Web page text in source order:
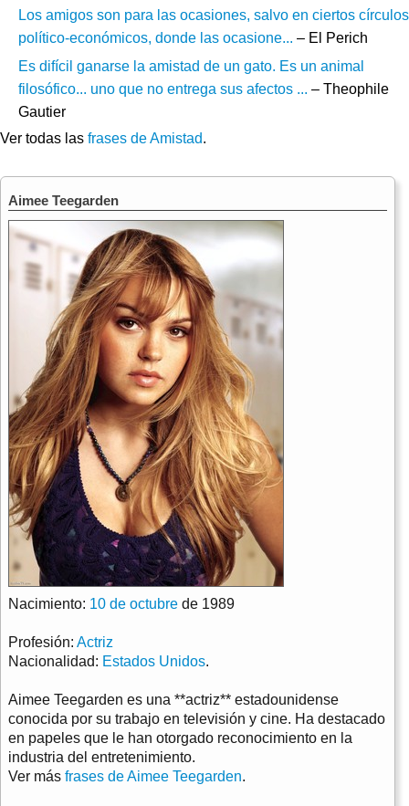
Los amigos son para las ocasiones, salvo en ciertos círculos
político-económicos, donde las ocasione... – El Perich
Es difícil ganarse la amistad de un gato. Es un animal
filosófico... uno que no entrega sus afectos ... – Theophile
Gautier
Ver todas las frases de Amistad.
Aimee Teegarden
Nacimiento: 10 de octubre de 1989
Profesión: Actriz
Nacionalidad: Estados Unidos.
Aimee Teegarden es una **actriz** estadounidense
conocida por su trabajo en televisión y cine. Ha destacado
en papeles que le han otorgado reconocimiento en la
industria del entretenimiento.
Ver más frases de Aimee Teegarden.